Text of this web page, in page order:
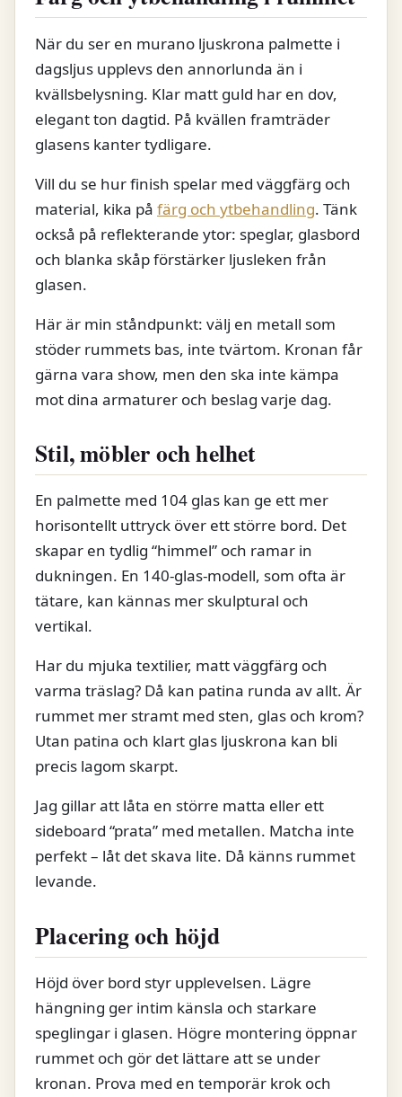
När du ser en murano ljuskrona palmette i
dagsljus upplevs den annorlunda än i
kvällsbelysning. Klar matt guld har en dov,
elegant ton dagtid. På kvällen framträder
glasens kanter tydligare.
Vill du se hur finish spelar med väggfärg och
material, kika på färg och ytbehandling. Tänk
också på reflekterande ytor: speglar, glasbord
och blanka skåp förstärker ljusleken från
glasen.
Här är min ståndpunkt: välj en metall som
stöder rummets bas, inte tvärtom. Kronan får
gärna vara show, men den ska inte kämpa
mot dina armaturer och beslag varje dag.
Stil, möbler och helhet
En palmette med 104 glas kan ge ett mer
horisontellt uttryck över ett större bord. Det
skapar en tydlig “himmel” och ramar in
dukningen. En 140-glas-modell, som ofta är
tätare, kan kännas mer skulptural och
vertikal.
Har du mjuka textilier, matt väggfärg och
varma träslag? Då kan patina runda av allt. Är
rummet mer stramt med sten, glas och krom?
Utan patina och klart glas ljuskrona kan bli
precis lagom skarpt.
Jag gillar att låta en större matta eller ett
sideboard “prata” med metallen. Matcha inte
perfekt – låt det skava lite. Då känns rummet
levande.
Placering och höjd
Höjd över bord styr upplevelsen. Lägre
hängning ger intim känsla och starkare
speglingar i glasen. Högre montering öppnar
rummet och gör det lättare att se under
kronan. Prova med en temporär krok och